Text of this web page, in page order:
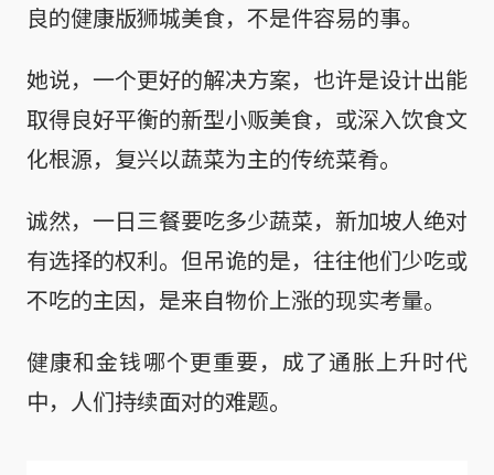
良的健康版狮城美食，不是件容易的事。
她说，一个更好的解决方案，也许是设计出能
取得良好平衡的新型小贩美食，或深入饮食文
化根源，复兴以蔬菜为主的传统菜肴。
诚然，一日三餐要吃多少蔬菜，新加坡人绝对
有选择的权利。但吊诡的是，往往他们少吃或
不吃的主因，是来自物价上涨的现实考量。
健康和金钱哪个更重要，成了通胀上升时代
中，人们持续面对的难题。